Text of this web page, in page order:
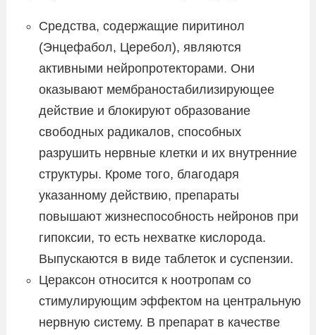
Средства, содержащие пиритинол
(Энцефабол, Церебол), являются
активными нейропротекторами. Они
оказывают мембраностабилизирующее
действие и блокируют образование
свободных радикалов, способных
разрушить нервные клетки и их внутренние
структуры. Кроме того, благодаря
указанному действию, препараты
повышают жизнеспособность нейронов при
гипоксии, то есть нехватке кислорода.
Выпускаются в виде таблеток и суспензии.
Цераксон относится к ноотропам со
стимулирующим эффектом на центральную
нервную систему. В препарат в качестве